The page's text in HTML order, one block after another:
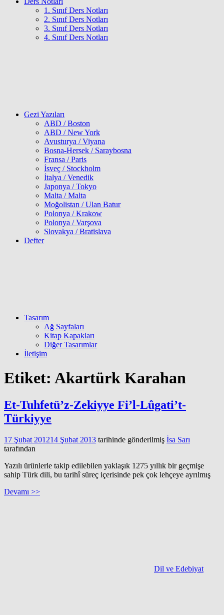
1. Sınıf Ders Notları
2. Sınıf Ders Notları
3. Sınıf Ders Notları
4. Sınıf Ders Notları
Gezi Yazıları
ABD / Boston
ABD / New York
Avusturya / Viyana
Bosna-Hersek / Saraybosna
Fransa / Paris
İsveç / Stockholm
İtalya / Venedik
Japonya / Tokyo
Malta / Malta
Moğolistan / Ulan Batur
Polonya / Krakow
Polonya / Varşova
Slovakya / Bratislava
Defter
Tasarım
Ağ Sayfaları
Kitap Kapakları
Diğer Tasarımlar
İletişim
Etiket: Akartürk Karahan
Et-Tuhfetü’z-Zekiyye Fi’l-Lûgati’t-
Türkiyye
17 Şubat 201214 Şubat 2013 tarihinde gönderilmiş İsa Sarı
tarafından
Yazılı ürünlerle takip edilebilen yaklaşık 1275 yıllık bir geçmişe
sahip Türk dili, bu tarihî süreç içerisinde pek çok lehçeye ayrılmış
Devamı >>
Dil ve Edebiyat